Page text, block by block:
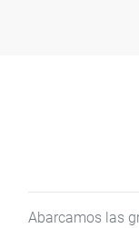
Abarcamos las